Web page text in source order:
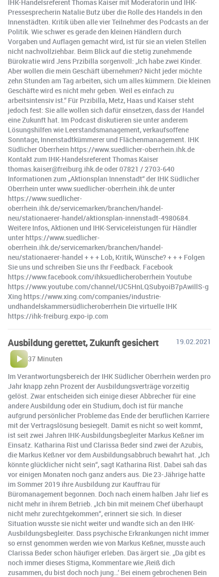
IHK-Handelsreferent Thomas Kaiser mit Moderatorin und IHK-
Pressesprecherin Natalie Butz über die Rolle des Handels in den
Innenstädten. Kritik üben alle vier Teilnehmer des Podcasts an der
Politik. Wie schwer es gerade den kleinen Händlern durch
Vorgaben und Auflagen gemacht wird, ist für sie an vielen Stellen
nicht nachvollziehbar. Beim Blick auf die stetig zunehmende
Bürokratie wird Jens Przibilla sorgenvoll: „Ich habe zwei Kinder.
Aber wollen die mein Geschäft übernehmen? Nicht jeder möchte
zehn Stunden am Tag arbeiten, sich um alles kümmern. Die kleinen
Geschäfte wird es nicht mehr geben. Weil es einfach zu
arbeitsintensiv ist.“ Für Przibilla, Metz, Haas und Kaiser steht
jedoch fest: Sie alle wollen sich dafür einsetzen, dass der Handel
eine Zukunft hat. Im Podcast diskutieren sie unter anderem
Lösungshilfen wie Leerstandsmanagement, verkaufsoffene
Sonntage, Innenstadtkümmerer und Flächenmanagement. IHK
Südlicher Oberrhein https://www.suedlicher-oberrhein.ihk.de
Kontakt zum IHK-Handelsreferent Thomas Kaiser
thomas.kaiser@freiburg.ihk.de oder 07821 / 2703-640
Informationen zum „Aktionsplan Innenstadt“ der IHK Südlicher
Oberrhein unter www.suedlicher-oberrhein.ihk.de unter
https://www.suedlicher-
oberrhein.ihk.de/servicemarken/branchen/handel-
neu/stationaerer-handel/aktionsplan-innenstadt-4980684.
Weitere Infos, Aktionen und IHK-Serviceleistungen für Händler
unter https://www.suedlicher-
oberrhein.ihk.de/servicemarken/branchen/handel-
neu/stationaerer-handel + + + Lob, Kritik, Wünsche? + + + Folgen
Sie uns und schreiben Sie uns Ihr Feedback. Facebook
https://www.facebook.com/ihksuedlicheroberrhein Youtube
https://www.youtube.com/channel/UC5HnLQSubyoiB7pAwillS-g
Xing https://www.xing.com/companies/industrie-
undhandelskammersüdlicheroberrhein Die virtuelle IHK
https://ihk-freiburg.expo-ip.com
Ausbildung gerettet, Zukunft gesichert
19.02.2021
37 Minuten
Im Verantwortungsbereich der IHK Südlicher Oberrhein werden pro
Jahr knapp zehn Prozent der Ausbildungsverträge vorzeitig
gelöst. Zwar entscheiden sich einige dieser Abbrecher für eine
andere Ausbildung oder ein Studium, doch ist für manche
aufgrund persönlicher Probleme das Ende der beruflichen Karriere
mit der Vertragslösung besiegelt. Damit es nicht so weit kommt,
ist seit zwei Jahren IHK-Ausbildungsbegleiter Markus Keßner im
Einsatz. Katharina Rist und Clarissa Beder sind zwei der Azubis,
die Markus Keßner vor dem Ausbildungsabbruch bewahrt hat. „Ich
könnte glücklicher nicht sein“, sagt Katharina Rist. Dabei sah das
vor einigen Monaten noch ganz anders aus. Die 23-Jährige hatte
im Sommer 2019 ihre Ausbildung zur Kauffrau für
Büromanagement begonnen. Doch nach einem halben Jahr lief es
nicht mehr in ihrem Betrieb. „Ich bin mit meinem Chef überhaupt
nicht mehr zurechtgekommen“, erinnert sie sich. In dieser
Situation wusste sie nicht weiter und wandte sich an den IHK-
Ausbildungsbegleiter. Dass psychische Erkrankungen nicht immer
so ernst genommen werden wie von Markus Keßner, musste auch
Clarissa Beder schon häufiger erleben. Das ärgert sie. „Da gibt es
noch immer dieses Stigma, Kommentare wie ,Reiß dich
zusammen, du bist doch noch jung…‘ Bei einem gebrochenen Bein